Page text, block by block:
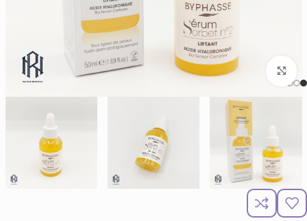
برای بزرگنمایی کلیک کنید